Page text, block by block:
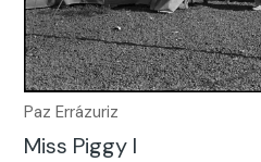
Paz Errázuriz
Miss Piggy I